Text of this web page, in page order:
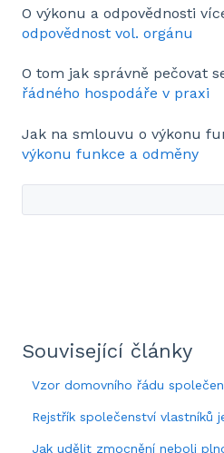
O výkonu a odpovědnosti
odpovědnost vol. orgánu
O tom jak správně pečovat
řádného hospodáře v praxi
Jak na smlouvu o výkonu
výkonu funkce a odměny
Související články
Vzor domovního řádu
Rejstřík společenství vlastníků
Jak udělit zmocnění neboli